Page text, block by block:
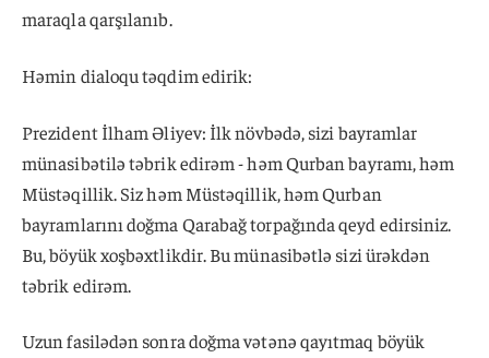
maraqla qarşılanıb.
Həmin dialoqu təqdim edirik:
Prezident İlham Əliyev: İlk növbədə, sizi bayramlar
münasibətilə təbrik edirəm - həm Qurban bayramı, həm
Müstəqillik. Siz həm Müstəqillik, həm Qurban
bayramlarını doğma Qarabağ torpağında qeyd edirsiniz.
Bu, böyük xoşbəxtlikdir. Bu münasibətlə sizi ürəkdən
təbrik edirəm.
Uzun fasilədən sonra doğma vətənə qayıtmaq böyük